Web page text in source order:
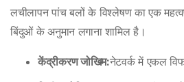
लचीलापन पांच बलों के विश्लेषण का एक
बिंदुओं के अनुमान लगाना शामिल है।
केंद्रीकरण जोखिम:नेटवर्क में एकल